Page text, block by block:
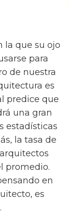
la que su ojo
para
de nuestra
es
predice que
una gran
estadísticas
la tasa de
promedio.
en
es